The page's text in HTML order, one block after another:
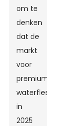
om te
denken
dat de
markt
voor
premium
waterflessen
in
2025